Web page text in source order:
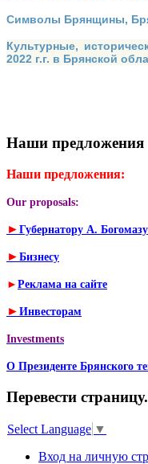
Символы Брянщины,
Культурные,
2022 г.г. в Брянской
Наши предложения
Наши предложения:
Our proposals:
► Губернатору А. Богомазу
► Бизнесу
► Реклама на сайте
► Инвесторам
Investments
О Президенте Брянского
Перевести
Select Language ▼
Вход на личную